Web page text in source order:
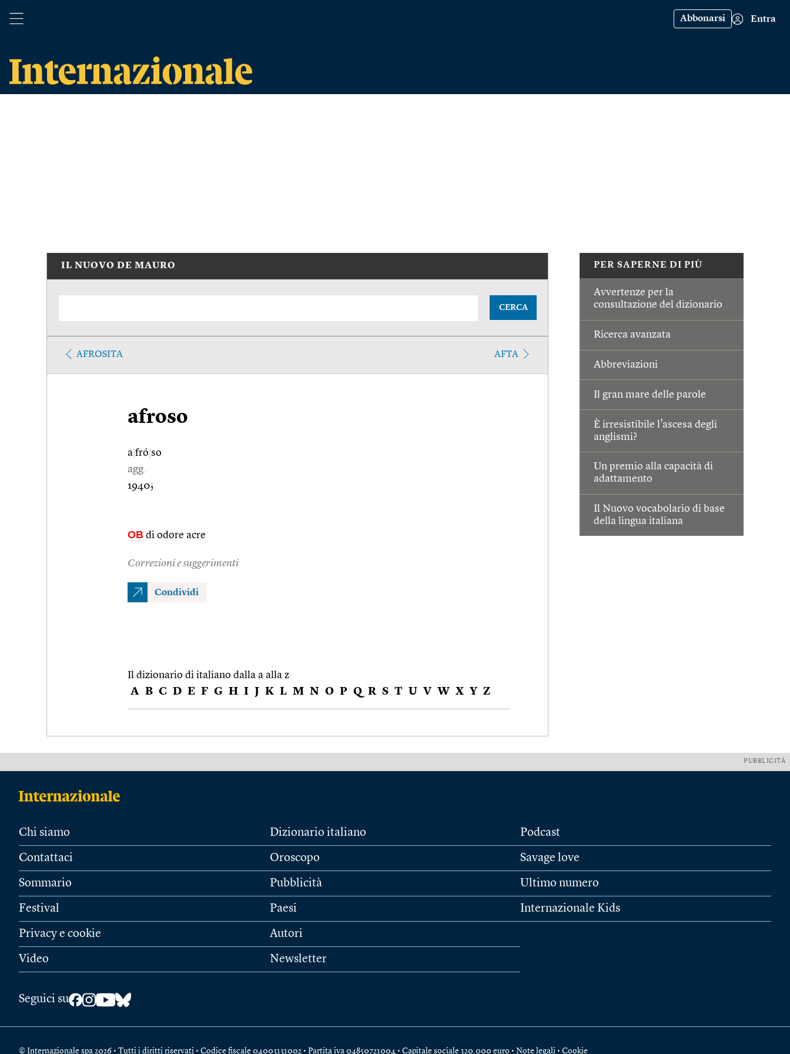
Abbonarsi Entra
PER SAPERNE DI PIÙ
Avvertenze per la
consultazione del dizionario
Ricerca avanzata
Abbreviazioni
Il gran mare delle parole
È irresistibile l’ascesa degli
anglismi?
Un premio alla capacità di
adattamento
Il Nuovo vocabolario di base
della lingua italiana
IL NUOVO DE MAURO
CERCA
AFROSITA AFTA
afroso
a fró so
agg.
1940;
OB di odore acre
Correzioni e suggerimenti
Condividi
Il dizionario di italiano dalla a alla z
A B C D E F G H I J K L M N O P Q R S T U V W X Y Z
PUBBLICITÀ
Chi siamo
Contattaci
Sommario
Festival
Privacy e cookie
Video
Dizionario italiano
Oroscopo
Pubblicità
Paesi
Autori
Newsletter
Podcast
Savage love
Ultimo numero
Internazionale Kids
Seguici su
© Internazionale spa 2026 • Tutti i diritti riservati • Codice fiscale 04003131002 • Partita iva 04850721004 • Capitale sociale 120.000 euro • Note legali • Cookie